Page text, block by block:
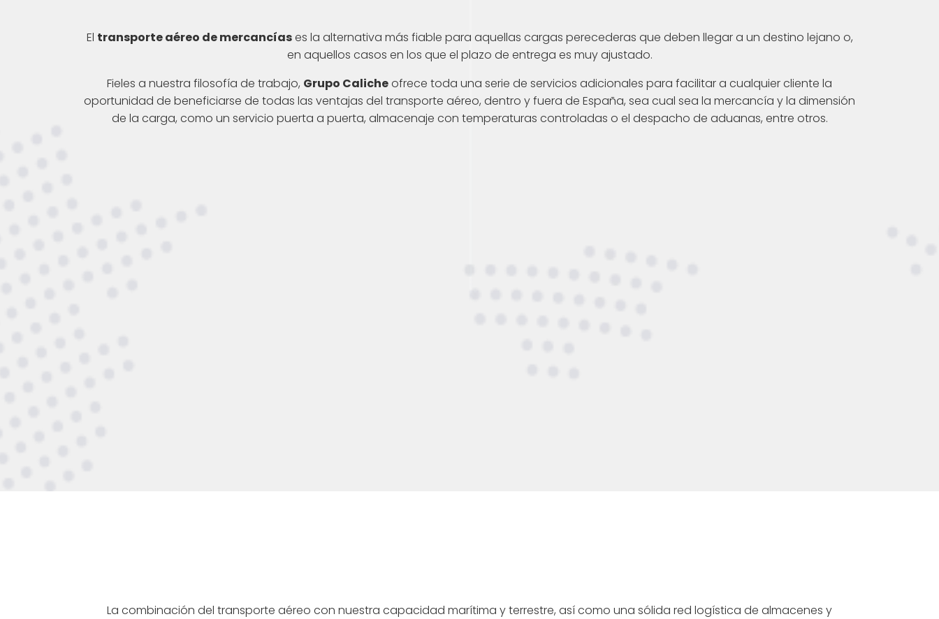
El transporte aéreo de mercancíases la alternativa más fiable para aquellas cargas perecederas que deben llegar a un destino lejano o,
en aquellos casos en los que el plazo de entrega es muy ajustado.
Fieles a nuestra filosofía de trabajo, Grupo Calicheofrece toda una serie de servicios adicionales para facilitar a cualquier cliente la
oportunidad de beneficiarse de todas las ventajas del transporte aéreo, dentro y fuera de España, sea cual sea la mercancía y la dimensión
de la carga, como un servicio puerta a puerta, almacenaje con temperaturas controladas o el despacho de aduanas, entre otros.
La combinación del transporte aéreo con nuestra capacidad marítima y terrestre, así como una sólida red logística de almacenes y